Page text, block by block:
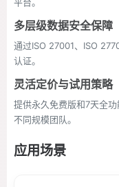
多层级数据安全保障
通过ISO 27001、ISO
认证。
灵活定价与试用策略
提供永久免费版和7天全
不同规模团队。
应用场景